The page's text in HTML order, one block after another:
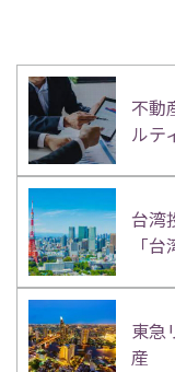
不動
ルテ
台湾
「
東急
産